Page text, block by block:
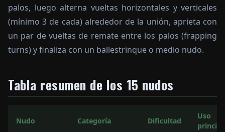
palos, luego alterna vueltas horizontales y verticales
(mínimo 3 de cada) alrededor de la unión, aprieta con
un par de vueltas de remate entre los palos (frapping
turns) y finaliza con un ballestrinque o medio nudo.
Tabla resumen de los 15 nudos
Nudo Categoría Dificultad
Uso